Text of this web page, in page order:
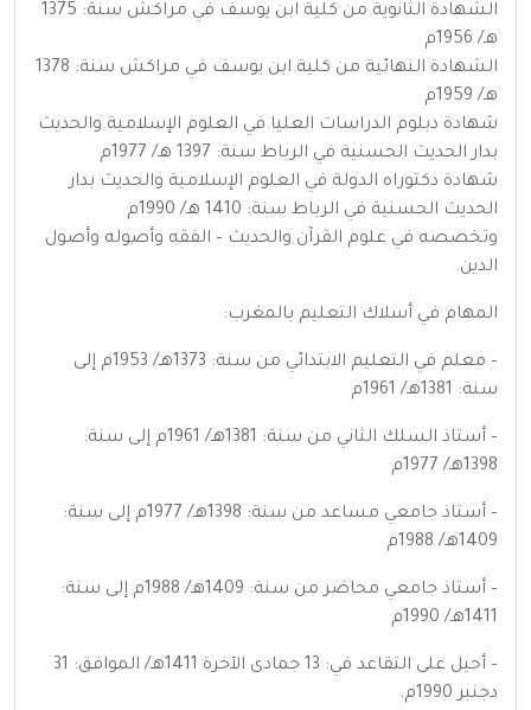
الشهادة الثانوية من كلية ابن يوسف في مراكش سنة: 1375
هـ/ 1956م
الشهادة النهائية من كلية ابن يوسف في مراكش سنة: 1378
هـ/ 1959م
شهادة دبلوم الدراسات العليا في العلوم الإسلامية والحديث
بدار الحديث الحسنية في الرباط سنة: 1397 هـ/ 1977م
شهادة دكتوراه الدولة في العلوم الإسلامية والحديث بدار
الحديث الحسنية في الرباط سنة: 1410 هـ/ 1990م
وتخصصه في علوم القرآن والحديث – الفقه وأصوله وأصول
الدين.
المهام في أسلاك التعليم بالمغرب:
– معلم في التعليم الابتدائي من سنة: 1373هـ/ 1953م إلى
سنة: 1381هـ/ 1961م
– أستاذ السلك الثاني من سنة: 1381هـ/ 1961م إلى سنة:
1398هـ/ 1977م
– أستاذ جامعي مساعد من سنة: 1398هـ/ 1977م إلى سنة:
1409هـ/ 1988م
– أستاذ جامعي محاضر من سنة: 1409هـ/ 1988م إلى سنة:
1411هـ/ 1990م
– أحيل على التقاعد في: 13 جمادى الآخرة 1411هـ/ الموافق: 31
دجنبر 1990م.